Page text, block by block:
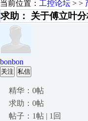
当前位置： 工控论坛 > >
求助： 关于傅立叶
bonbon
关注 私信
精华：0帖
求助：0帖
帖子：1帖 | 1回